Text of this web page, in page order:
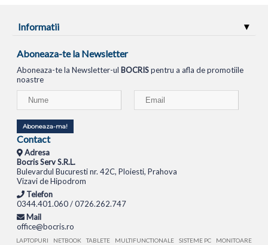
Informatii
Aboneaza-te la Newsletter
Aboneaza-te la Newsletter-ul BOCRISpentru a afla de promotiile
noastre
Aboneaza-ma!
Contact
Adresa
Bocris Serv S.R.L.
Bulevardul Bucuresti nr. 42C, Ploiesti, Prahova
Vizavi de Hipodrom
Telefon
0344.401.060 / 0726.262.747
Mail
office@bocris.ro
LAPTOPURI NETBOOK TABLETE MULTIFUNCTIONALE SISTEME PC
MONITOARE